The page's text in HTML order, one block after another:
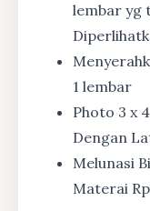
lembar yg
1 lembar
Photo 3 x
Dengan
Melunasi
Materai